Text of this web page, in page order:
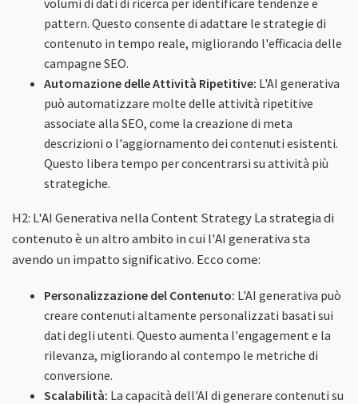
pattern. Questo consente di adattare le strategie di
contenuto in tempo reale, migliorando l'efficacia delle
campagne SEO.
Automazione delle Attività Ripetitive: L'AI generativa
può automatizzare molte delle attività ripetitive
associate alla SEO, come la creazione di meta
descrizioni o l'aggiornamento dei contenuti esistenti.
Questo libera tempo per concentrarsi su attività più
strategiche.
H2: L'AI Generativa nella Content Strategy La strategia di
contenuto è un altro ambito in cui l'AI generativa sta
avendo un impatto significativo. Ecco come:
Personalizzazione del Contenuto: L'AI generativa può
creare contenuti altamente personalizzati basati sui
dati degli utenti. Questo aumenta l'engagement e la
rilevanza, migliorando al contempo le metriche di
conversione.
Scalabilità: La capacità dell'AI di generare contenuti su